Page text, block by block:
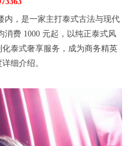
，是一家主打泰式古法与现代
消费 1000 元起，以纯正泰式风
泰式奢享服务，成为商务精英
细介绍。